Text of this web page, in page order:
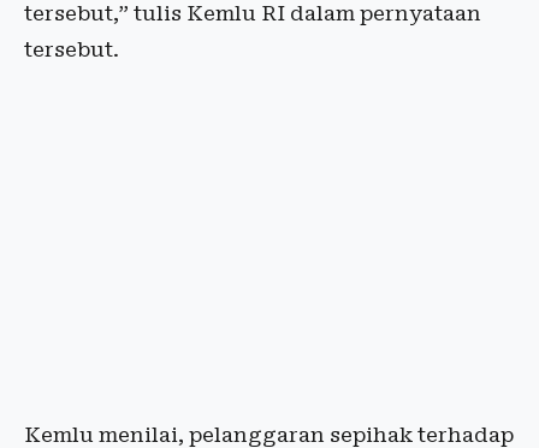
tersebut,” tulis Kemlu RI dalam pernyataan
tersebut.
Kemlu menilai, pelanggaran sepihak terhadap